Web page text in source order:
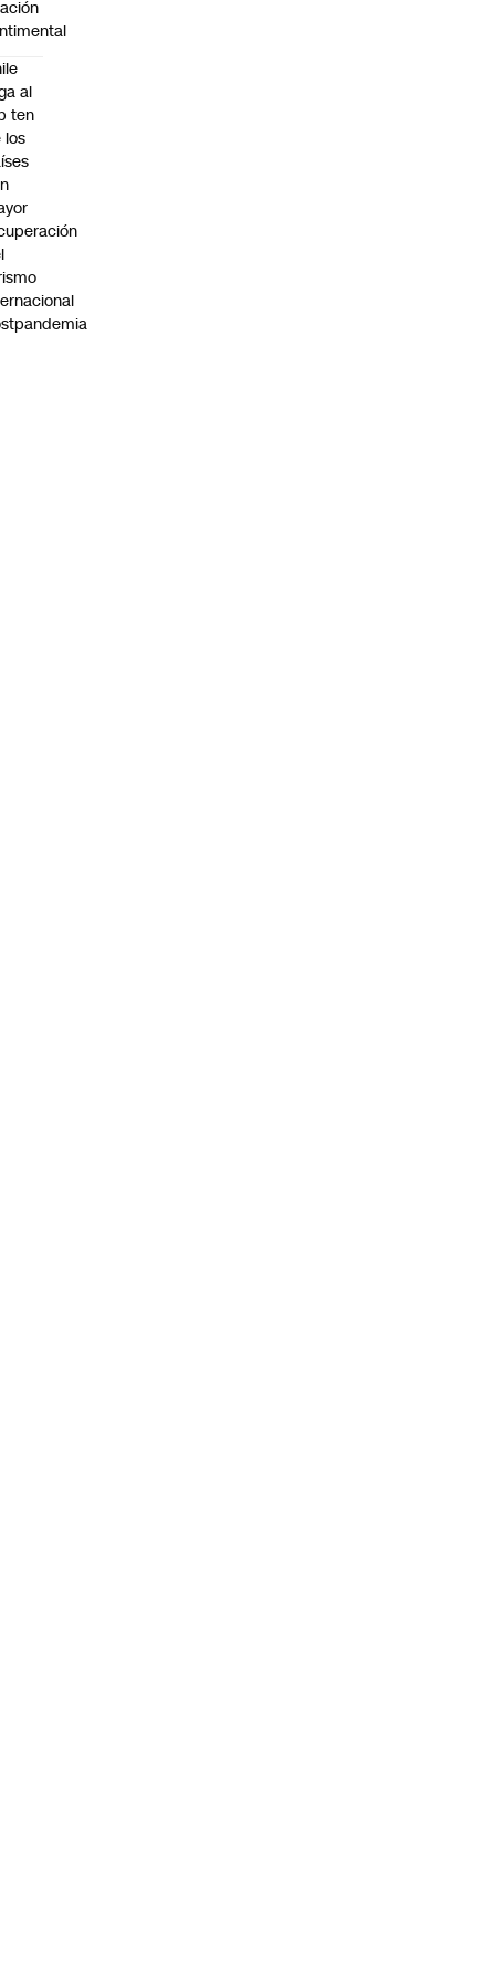
al
ten
los